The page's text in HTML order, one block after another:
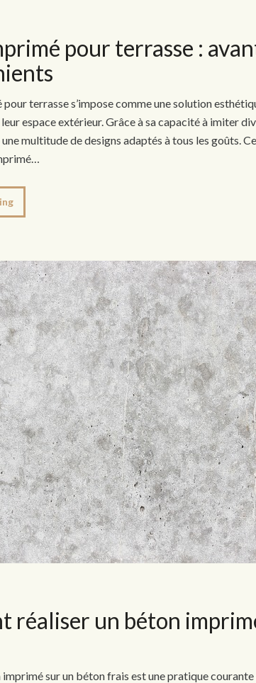
pour terrasse :
terrasse s’impose comme une solution
espace extérieur. Grâce à sa capacité à imiter
multitude de designs adaptés à tous les goûts.
réaliser un béton
sur un béton frais est une pratique